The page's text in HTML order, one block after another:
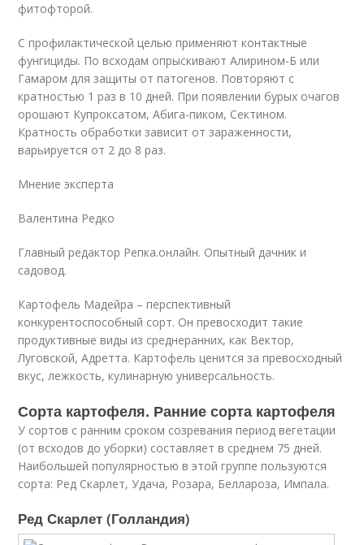
фитофторой.
С профилактической целью применяют контактные
фунгициды. По всходам опрыскивают Алирином-Б или
Гамаром для защиты от патогенов. Повторяют с
кратностью 1 раз в 10 дней. При появлении бурых очагов
орошают Купроксатом, Абига-пиком, Сектином.
Кратность обработки зависит от зараженности,
варьируется от 2 до 8 раз.
Мнение эксперта
Валентина Редко
Главный редактор Репка.онлайн. Опытный дачник и
садовод.
Картофель Мадейра – перспективный
конкурентоспособный сорт. Он превосходит такие
продуктивные виды из среднеранних, как Вектор,
Луговской, Адретта. Картофель ценится за превосходный
вкус, лежкость, кулинарную универсальность.
Сорта картофеля. Ранние сорта картофеля
У сортов с ранним сроком созревания период вегетации
(от всходов до уборки) составляет в среднем 75 дней.
Наибольшей популярностью в этой группе пользуются
сорта: Ред Скарлет, Удача, Розара, Беллароза, Импала.
Ред Скарлет (Голландия)